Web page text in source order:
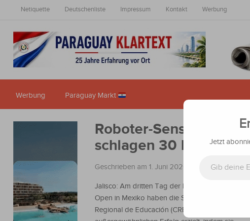
Netiquette Deutschenliste Impressum Kontakt Werbung
Werbung Paraguay Markt
Roboter-Sensation in
schlagen 30 Länder
Geschrieben am 1. Juni 2026 Nachrichten
Jalisco: Am dritten Tag der FLL International
Open in Mexiko haben die Schüler des Colegio
Regional de Educación (CRECE) bereits einen
Jetzt